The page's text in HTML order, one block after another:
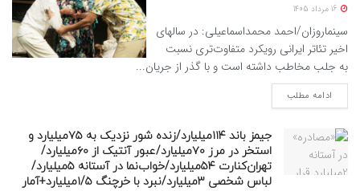
سینماروزان/احمد محمداسماعیلی: در سالهای
اخیر تئاتر ایرانی رویکرد متفاوت‌تری نسبت
به جلب مخاطب داشته است و با گذر از جریان...
ادامه مطلب
جیمز باند ۱۱۴میلیارد/زنده شور نزدیک به ۷۵میلیارد و
استخر در مرز ۷۰میلیارد/عبور آنتیک از ۶۰میلیارد/
تهران‌کنارت ۵۴میلیارد/خواب‌نما در آستانه ۵میلیارد/
لباس شخصی ۳میلیارد/نبرد با خرچنگ ۱/۵میلیارد+آمار